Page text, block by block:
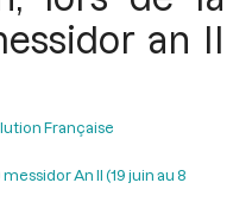
an II
Française
An II (19 juin au 8